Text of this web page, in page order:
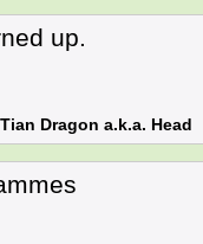
up.
Dragon a.k.a. Head